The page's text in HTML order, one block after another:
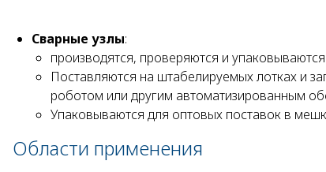
Сварные узлы:
производятся, проверяются и
Поставляются на штабелируемых лотках и
роботом или другим автоматизированным
Упаковываются для оптовых поставок в
Области применения